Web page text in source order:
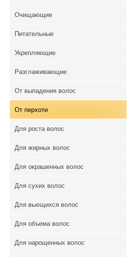
Очищающие
Питательные
Укрепляющие
Разглаживающие
От выпадения волос
От перхоти
Для роста волос
Для жирных волос
Для окрашенных волос
Для сухих волос
Для вьющихся волос
Для объема волос
Для нарощенных волос